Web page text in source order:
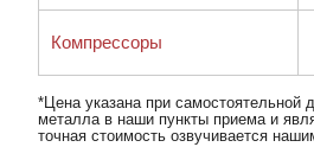
Компрессоры
*Цена указана при самостоятельной
металла в наши пункты приема и
точная стоимость озвучивается